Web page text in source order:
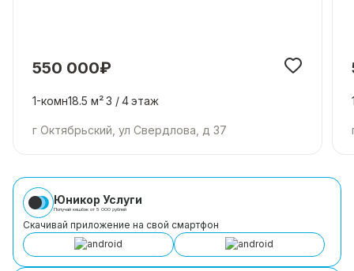
550 000₽
1-комн18.5 м²3 /4этаж
г Октябрьский, ул Свердлова, д 37
Юникор Услуги
Получай кешбэк от 5 000 рублей
Скачивай приложение на свой смартфон